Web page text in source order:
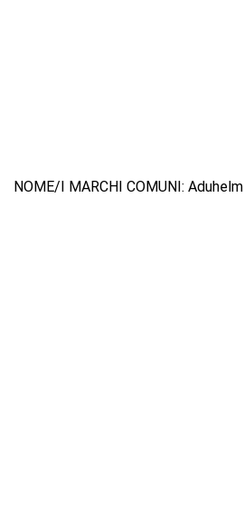
NOME/I MARCHI COMUNI: Aduhelm